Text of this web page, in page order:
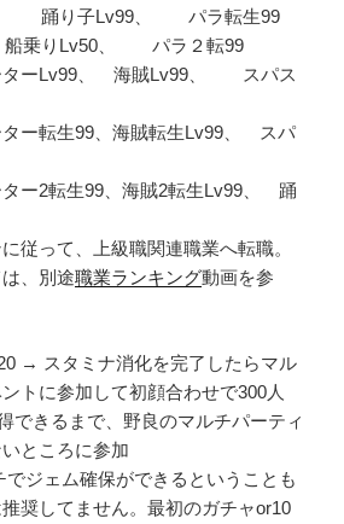
、 踊り子Lv99、 パラ転生99
船乗りLv50、 パラ２転99
ターLv99、 海賊Lv99、 スパス
ー転生99、海賊転生Lv99、 スパ
ー2転生99、海賊2転生Lv99、 踊
従って、上級職関連職業へ転職。
、別途職業ランキング動画を参
→ スタミナ消化を完了したらマル
トに参加して初顔合わせで300人
できるまで、野良のマルチパーティ
ところに参加
ジェム確保ができるということも
奨してません。最初のガチャor10